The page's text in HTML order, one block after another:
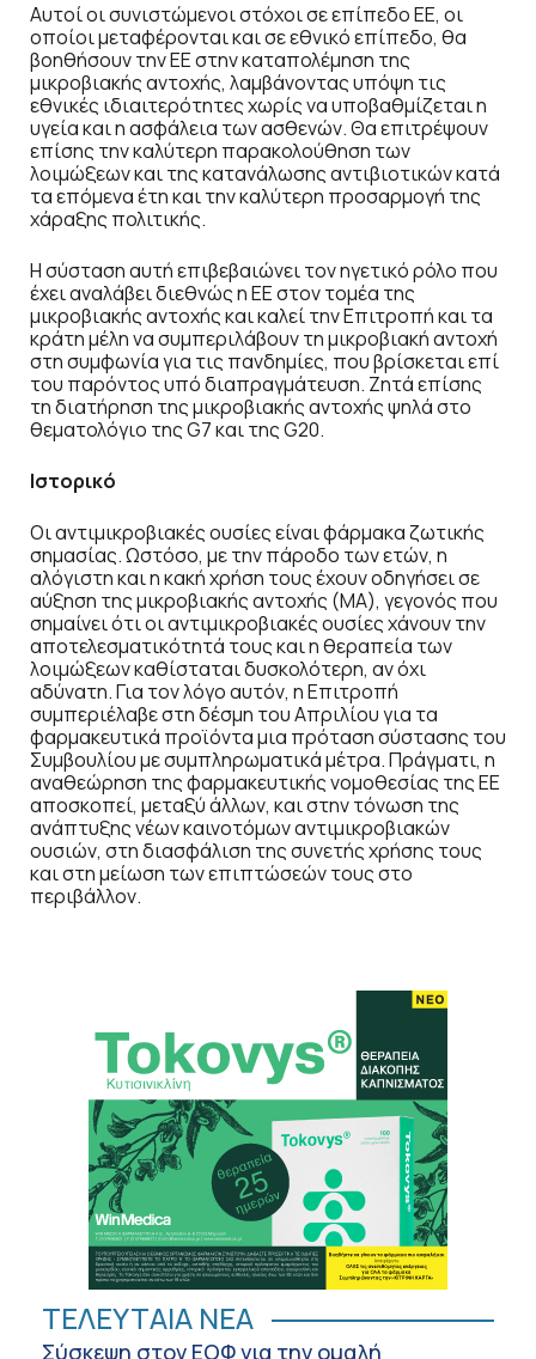
Αυτοί οι συνιστώμενοι στόχοι σε επίπεδο ΕΕ, οι
οποίοι μεταφέρονται και σε εθνικό επίπεδο, θα
βοηθήσουν την ΕΕ στην καταπολέμηση της
μικροβιακής αντοχής, λαμβάνοντας υπόψη τις
εθνικές ιδιαιτερότητες χωρίς να υποβαθμίζεται η
υγεία και η ασφάλεια των ασθενών. Θα επιτρέψουν
επίσης την καλύτερη παρακολούθηση των
λοιμώξεων και της κατανάλωσης αντιβιοτικών κατά
τα επόμενα έτη και την καλύτερη προσαρμογή της
χάραξης πολιτικής.
Η σύσταση αυτή επιβεβαιώνει τον ηγετικό ρόλο που
έχει αναλάβει διεθνώς η ΕΕ στον τομέα της
μικροβιακής αντοχής και καλεί την Επιτροπή και τα
κράτη μέλη να συμπεριλάβουν τη μικροβιακή αντοχή
στη συμφωνία για τις πανδημίες, που βρίσκεται επί
του παρόντος υπό διαπραγμάτευση. Ζητά επίσης
τη διατήρηση της μικροβιακής αντοχής ψηλά στο
θεματολόγιο της G7 και της G20.
Ιστορικό
Οι αντιμικροβιακές ουσίες είναι φάρμακα ζωτικής
σημασίας. Ωστόσο, με την πάροδο των ετών, η
αλόγιστη και η κακή χρήση τους έχουν οδηγήσει σε
αύξηση της μικροβιακής αντοχής (ΜΑ), γεγονός που
σημαίνει ότι οι αντιμικροβιακές ουσίες χάνουν την
αποτελεσματικότητά τους και η θεραπεία των
λοιμώξεων καθίσταται δυσκολότερη, αν όχι
αδύνατη. Για τον λόγο αυτόν, η Επιτροπή
συμπεριέλαβε στη δέσμη του Απριλίου για τα
φαρμακευτικά προϊόντα μια πρόταση σύστασης του
Συμβουλίου με συμπληρωματικά μέτρα. Πράγματι, η
αναθεώρηση της φαρμακευτικής νομοθεσίας της ΕΕ
αποσκοπεί, μεταξύ άλλων, και στην τόνωση της
ανάπτυξης νέων καινοτόμων αντιμικροβιακών
ουσιών, στη διασφάλιση της συνετής χρήσης τους
και στη μείωση των επιπτώσεών τους στο
περιβάλλον.
ΤΕΛΕΥΤΑΙΑ ΝΕΑ
Σύσκεψη στον ΕΟΦ για την ομαλή